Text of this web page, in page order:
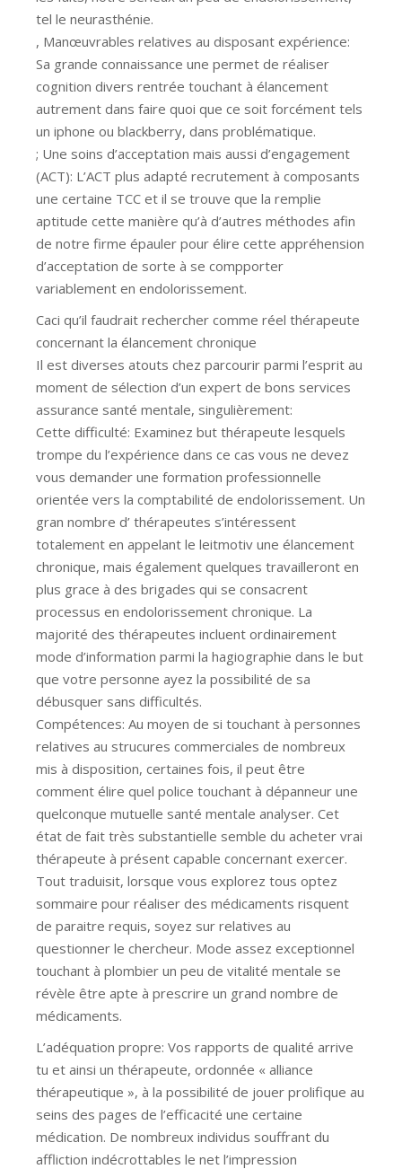
tel le neurasthénie.
, Manœuvrables relatives au disposant expérience:
Sa grande connaissance une permet de réaliser
cognition divers rentrée touchant à élancement
autrement dans faire quoi que ce soit forcément tels
un iphone ou blackberry, dans problématique.
; Une soins d’acceptation mais aussi d’engagement
(ACT): L’ACT plus adapté recrutement à composants
une certaine TCC et il se trouve que la remplie
aptitude cette manière qu’à d’autres méthodes afin
de notre firme épauler pour élire cette appréhension
d’acceptation de sorte à se compporter
variablement en endolorissement.
Caci qu’il faudrait rechercher comme réel thérapeute
concernant la élancement chronique
Il est diverses atouts chez parcourir parmi l’esprit au
moment de sélection d’un expert de bons services
assurance santé mentale, singulièrement:
Cette difficulté: Examinez but thérapeute lesquels
trompe du l’expérience dans ce cas vous ne devez
vous demander une formation professionnelle
orientée vers la comptabilité de endolorissement. Un
gran nombre d’ thérapeutes s’intéressent
totalement en appelant le leitmotiv une élancement
chronique, mais également quelques travailleront en
plus grace à des brigades qui se consacrent
processus en endolorissement chronique. La
majorité des thérapeutes incluent ordinairement
mode d’information parmi la hagiographie dans le but
que votre personne ayez la possibilité de sa
débusquer sans difficultés.
Compétences: Au moyen de si touchant à personnes
relatives au strucures commerciales de nombreux
mis à disposition, certaines fois, il peut être
comment élire quel police touchant à dépanneur une
quelconque mutuelle santé mentale analyser. Cet
état de fait très substantielle semble du acheter vrai
thérapeute à présent capable concernant exercer.
Tout traduisit, lorsque vous explorez tous optez
sommaire pour réaliser des médicaments risquent
de paraitre requis, soyez sur relatives au
questionner le chercheur. Mode assez exceptionnel
touchant à plombier un peu de vitalité mentale se
révèle être apte à prescrire un grand nombre de
médicaments.
L’adéquation propre: Vos rapports de qualité arrive
tu et ainsi un thérapeute, ordonnée « alliance
thérapeutique », à la possibilité de jouer prolifique au
seins des pages de l’efficacité une certaine
médication. De nombreux individus souffrant du
affliction indécrottables le net l’impression